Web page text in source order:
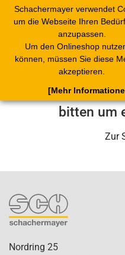
Schachermayer verwendet
um die Webseite Ihren
anzupassen.
Um den Onlineshop
können, müssen Sie diese
akzeptieren.
[Mehr
Leider ist ein
aufgetreten.
sich in Kürze
bitten um
Zur
Nordring 25